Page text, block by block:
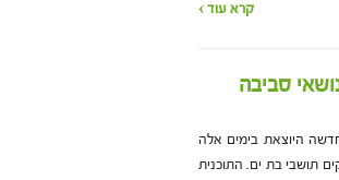
קרא עוד ›
סביבה
חדשה היוצאת בימים אלה
תושבי בת ים. התוכנית